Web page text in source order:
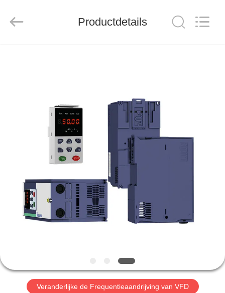
ONGEVEER
FABRIEKSREIS
KWALITEITSCONTROLE
CONTACTEER
NIEUWS
Ltd..
Productdetails
Veranderlijke de Frequentieaandrijving van VFD